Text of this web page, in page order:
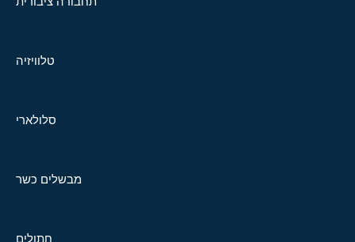
טלוויזיה
סלולארי
מבשלים כשר
חתולים